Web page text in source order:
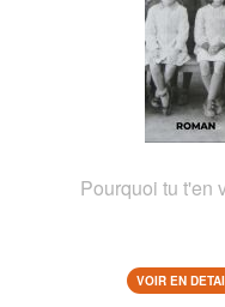
Pourquoi tu t'en
VOIR EN